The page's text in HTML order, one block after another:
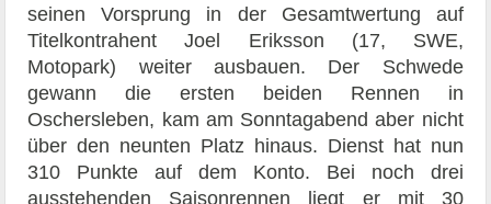
seinen Vorsprung in der Gesamtwertung auf
Titelkontrahent Joel Eriksson (17, SWE,
Motopark) weiter ausbauen. Der Schwede
gewann die ersten beiden Rennen in
Oschersleben, kam am Sonntagabend aber nicht
über den neunten Platz hinaus. Dienst hat nun
310 Punkte auf dem Konto. Bei noch drei
ausstehenden Saisonrennen liegt er mit 30